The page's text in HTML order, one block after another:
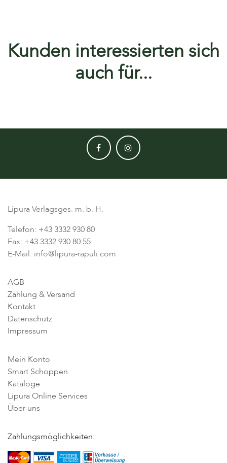
Kunden interessierten sich
auch für...
Lipura Verlagsges. m. b. H.
Telefon: +43 3332 930 80
Fax: +43 3332 930 80 55
E-Mail: info@lipura-rapuli.com
AGB
Zahlung & Versand
Kontakt
Datenschutz
Impressum
Mein Konto
Smart Schoppen
Kataloge
Lipura Online Services
Über uns
Zahlungsmöglichkeiten: